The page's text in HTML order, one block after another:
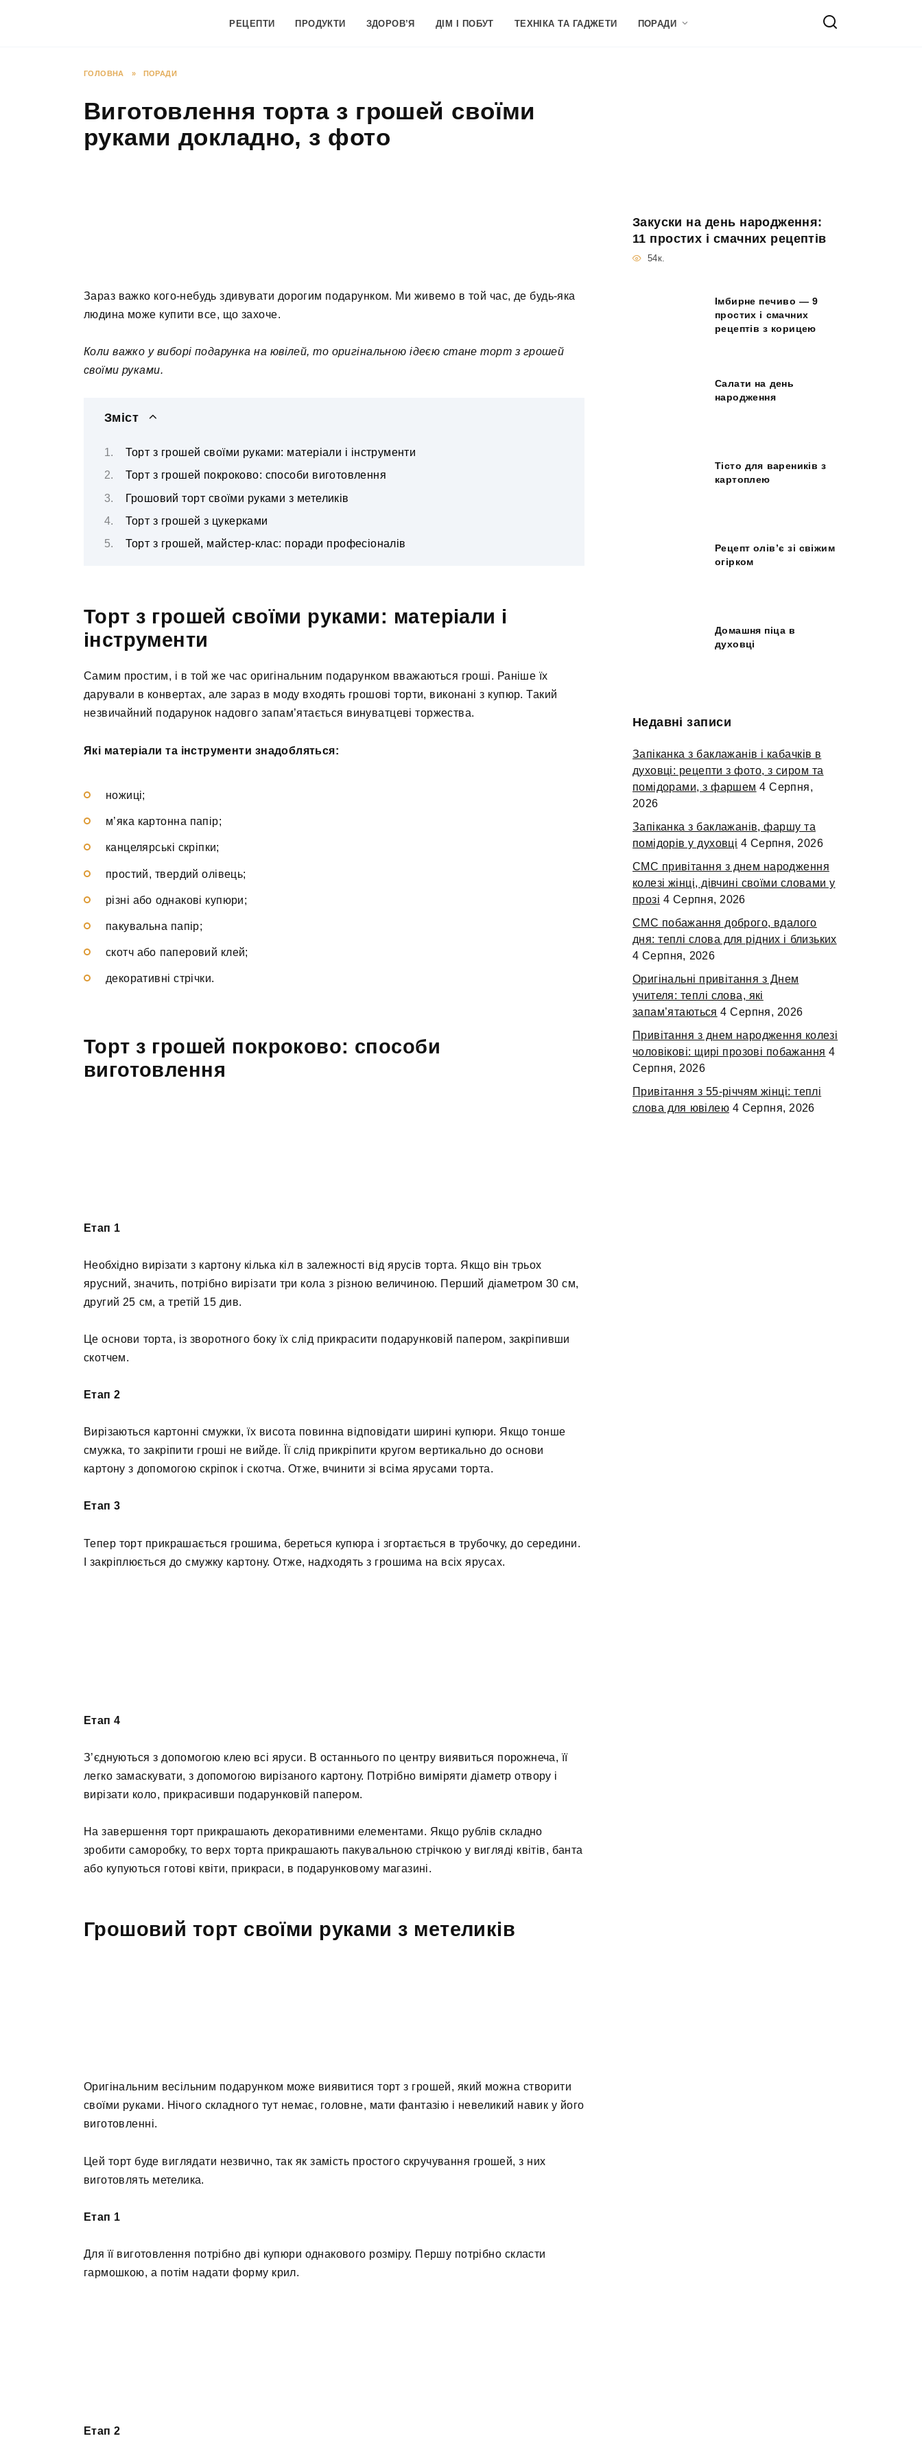
РЕЦЕПТИ ПРОДУКТИ ЗДОРОВ’Я ДІМ І ПОБУТ ТЕХНІКА ТА ГАДЖЕТИ ПОРАДИ
ГОЛОВНА » ПОРАДИ
Виготовлення торта з грошей своїми
руками докладно, з фото
Зараз важко кого-небудь здивувати дорогим подарунком. Ми живемо в той час, де будь-яка
людина може купити все, що захоче.
Коли важко у виборі подарунка на ювілей, то оригінальною ідеєю стане торт з грошей
своїми руками.
Зміст
Торт з грошей своїми руками: матеріали і інструменти
Торт з грошей покроково: способи виготовлення
Грошовий торт своїми руками з метеликів
Торт з грошей з цукерками
Торт з грошей, майстер-клас: поради професіоналів
Торт з грошей своїми руками: матеріали і
інструменти
Самим простим, і в той же час оригінальним подарунком вважаються гроші. Раніше їх
дарували в конвертах, але зараз в моду входять грошові торти, виконані з купюр. Такий
незвичайний подарунок надовго запам’ятається винуватцеві торжества.
Які матеріали та інструменти знадобляться:
ножиці;
м’яка картонна папір;
канцелярські скріпки;
простий, твердий олівець;
різні або однакові купюри;
пакувальна папір;
скотч або паперовий клей;
декоративні стрічки.
Торт з грошей покроково: способи
виготовлення
Етап 1
Необхідно вирізати з картону кілька кіл в залежності від ярусів торта. Якщо він трьох
ярусний, значить, потрібно вирізати три кола з різною величиною. Перший діаметром 30 см,
другий 25 см, а третій 15 див.
Це основи торта, із зворотного боку їх слід прикрасити подарунковій папером, закріпивши
скотчем.
Етап 2
Вирізаються картонні смужки, їх висота повинна відповідати ширині купюри. Якщо тонше
смужка, то закріпити гроші не вийде. Її слід прикріпити кругом вертикально до основи
картону з допомогою скріпок і скотча. Отже, вчинити зі всіма ярусами торта.
Етап 3
Тепер торт прикрашається грошима, береться купюра і згортається в трубочку, до середини.
І закріплюється до смужку картону. Отже, надходять з грошима на всіх ярусах.
Етап 4
З’єднуються з допомогою клею всі яруси. В останнього по центру виявиться порожнеча, її
легко замаскувати, з допомогою вирізаного картону. Потрібно виміряти діаметр отвору і
вирізати коло, прикрасивши подарунковій папером.
На завершення торт прикрашають декоративними елементами. Якщо рублів складно
зробити саморобку, то верх торта прикрашають пакувальною стрічкою у вигляді квітів, банта
або купуються готові квіти, прикраси, в подарунковому магазині.
Грошовий торт своїми руками з метеликів
Оригінальним весільним подарунком може виявитися торт з грошей, який можна створити
своїми руками. Нічого складного тут немає, головне, мати фантазію і невеликий навик у його
виготовленні.
Цей торт буде виглядати незвично, так як замість простого скручування грошей, з них
виготовлять метелика.
Етап 1
Для її виготовлення потрібно дві купюри однакового розміру. Першу потрібно скласти
гармошкою, а потім надати форму крил.
Етап 2
Закуски на день народження:
11 простих і смачних рецептів
54к.
Імбирне печиво — 9
простих і смачних
рецептів з корицею
Салати на день
народження
Тісто для вареників з
картоплею
Рецепт олів’є зі свіжим
огірком
Домашня піца в
духовці
Недавні записи
Запіканка з баклажанів і кабачків в
духовці: рецепти з фото, з сиром та
помідорами, з фаршем 4 Серпня,
2026
Запіканка з баклажанів, фаршу та
помідорів у духовці 4 Серпня, 2026
СМС привітання з днем народження
колезі жінці, дівчині своїми словами у
прозі 4 Серпня, 2026
СМС побажання доброго, вдалого
дня: теплі слова для рідних і близьких
4 Серпня, 2026
Оригінальні привітання з Днем
учителя: теплі слова, які
запам’ятаються 4 Серпня, 2026
Привітання з днем народження колезі
чоловікові: щирі прозові побажання 4
Серпня, 2026
Привітання з 55-річчям жінці: теплі
слова для ювілею 4 Серпня, 2026